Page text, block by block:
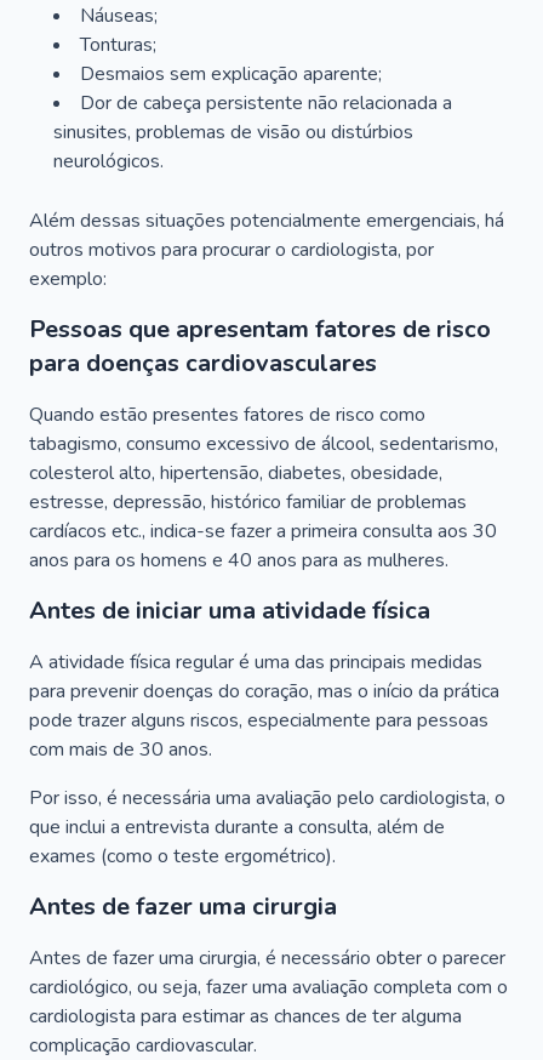
Náuseas;
Tonturas;
Desmaios sem explicação aparente;
Dor de cabeça persistente não relacionada a
sinusites, problemas de visão ou distúrbios
neurológicos.
Além dessas situações potencialmente emergenciais, há
outros motivos para procurar o cardiologista, por
exemplo:
Pessoas que apresentam fatores de risco
para doenças cardiovasculares
Quando estão presentes fatores de risco como
tabagismo, consumo excessivo de álcool, sedentarismo,
colesterol alto, hipertensão, diabetes, obesidade,
estresse, depressão, histórico familiar de problemas
cardíacos etc., indica-se fazer a primeira consulta aos 30
anos para os homens e 40 anos para as mulheres.
Antes de iniciar uma atividade física
A atividade física regular é uma das principais medidas
para prevenir doenças do coração, mas o início da prática
pode trazer alguns riscos, especialmente para pessoas
com mais de 30 anos.
Por isso, é necessária uma avaliação pelo cardiologista, o
que inclui a entrevista durante a consulta, além de
exames (como o teste ergométrico).
Antes de fazer uma cirurgia
Antes de fazer uma cirurgia, é necessário obter o parecer
cardiológico, ou seja, fazer uma avaliação completa com o
cardiologista para estimar as chances de ter alguma
complicação cardiovascular.